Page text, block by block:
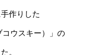
作りした
ウスキー）」の
。